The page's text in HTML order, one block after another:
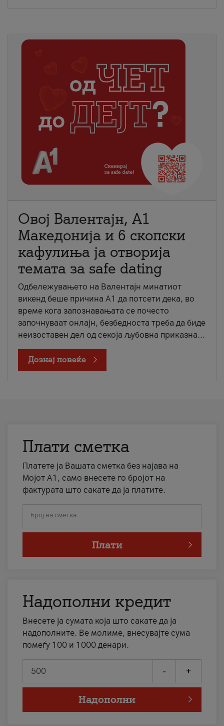
Овој Валентајн, A1
Македонија и 6 скопски
кафулиња ја отворија
темата за safe dating
Одбележувањето на Валентајн минатиот
викенд беше причина А1 да потсети дека, во
време кога запознавањата се почесто
започнуваат онлајн, безбедноста треба да биде
неизоставен дел од секоја љубовна приказна...
Дознај повеќе
Плати сметка
Платете ја Вашата сметка без најава на
Мојот А1, само внесете го бројот на
фактурата што сакате да ја платите.
Број на сметка
Плати
Надополни кредит
Внесете ја сумата која што сакате да ја
надополните. Ве молиме, внесувајте сума
помеѓу 100 и 1000 денари.
- +
Надополни